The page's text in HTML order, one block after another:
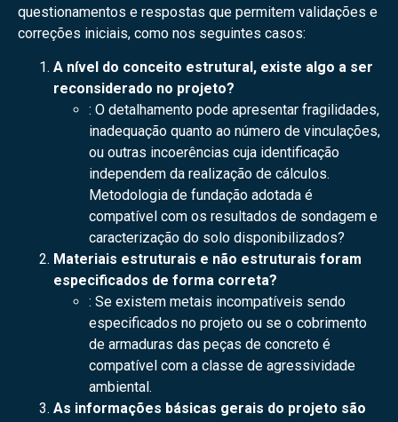
questionamentos e respostas que permitem validações e
correções iniciais, como nos seguintes casos:
A nível do conceito estrutural, existe algo a ser
reconsiderado no projeto?
: O detalhamento pode apresentar fragilidades,
inadequação quanto ao número de vinculações,
ou outras incoerências cuja identificação
independem da realização de cálculos.
Metodologia de fundação adotada é
compatível com os resultados de sondagem e
caracterização do solo disponibilizados?
Materiais estruturais e não estruturais foram
especificados de forma correta?
: Se existem metais incompatíveis sendo
especificados no projeto ou se o cobrimento
de armaduras das peças de concreto é
compatível com a classe de agressividade
ambiental.
As informações básicas gerais do projeto são